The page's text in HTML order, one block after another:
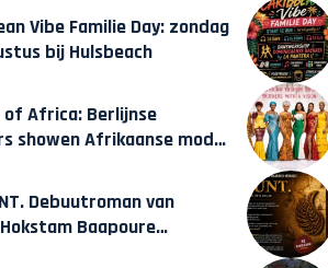
Vibe Familie Day: zondag
bij Hulsbeach
of Africa: Berlijnse
showen Afrikaanse mode
Debuutroman van
Baapoure